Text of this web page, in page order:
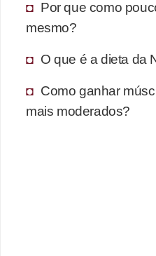
Por que como
mesmo?
O que é a dieta da
Como ganhar
mais moderados?